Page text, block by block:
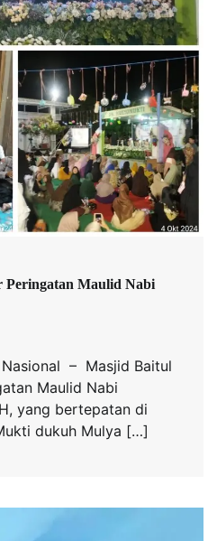
Maulid Nabi
– Masjid Baitul
Maulid Nabi
yang bertepatan di
dukuh Mulya […]